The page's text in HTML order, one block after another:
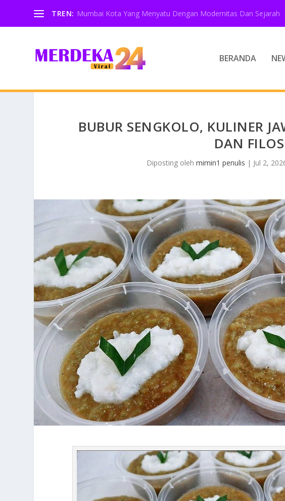
TREN: Mumbai Kota Yang Menyatu Dengan Modernitas Dan Sejarah
BERANDA
BUBUR SENGKOLO, KULINER
DAN
Diposting oleh mimin1 penulis | Jul 2,